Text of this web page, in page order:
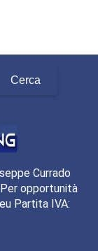
Currado
opportunità
Partita IVA: